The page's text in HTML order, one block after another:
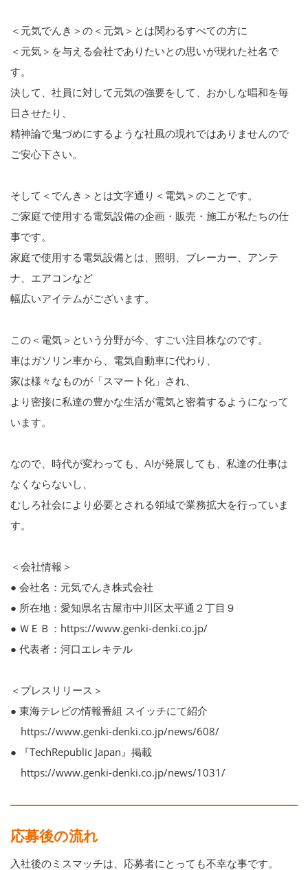
＜元気でんき＞の＜元気＞とは関わるすべての方に
＜元気＞を与える会社でありたいとの思いが現れた社名で
す。
決して、社員に対して元気の強要をして、おかしな唱和を毎
日させたり、
精神論で鬼づめにするような社風の現れではありませんので
ご安心下さい。
そして＜でんき＞とは文字通り＜電気＞のことです。
ご家庭で使用する電気設備の企画・販売・施工が私たちの仕
事です。
家庭で使用する電気設備とは、照明、ブレーカー、アンテ
ナ、エアコンなど
幅広いアイテムがございます。
この＜電気＞という分野が今、すごい注目株なのです。
車はガソリン車から、電気自動車に代わり、
家は様々なものが「スマート化」され、
より密接に私達の豊かな生活が電気と密着するようになって
います。
なので、時代が変わっても、AIが発展しても、私達の仕事は
なくならないし、
むしろ社会により必要とされる領域で業務拡大を行っていま
す。
＜会社情報＞
● 会社名：元気でんき株式会社
● 所在地：愛知県名古屋市中川区太平通２丁目９
● ＷＥＢ：https://www.genki-denki.co.jp/
● 代表者：河口エレキテル
＜プレスリリース＞
● 東海テレビの情報番組 スイッチにて紹介
https://www.genki-denki.co.jp/news/608/
● 『TechRepublic Japan』掲載
https://www.genki-denki.co.jp/news/1031/
応募後の流れ
入社後のミスマッチは、応募者にとっても不幸な事です。